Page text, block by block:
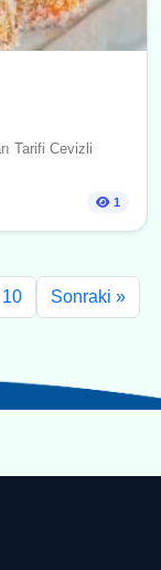
Tarifi Cevizli
1
10 Sonraki »